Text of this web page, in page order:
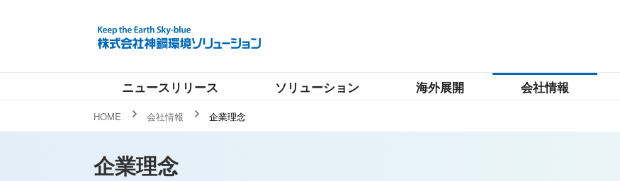
ニュースリリース ソリューション 海外展開 会社情報
HOME 会社情報 企業理念
企業理念